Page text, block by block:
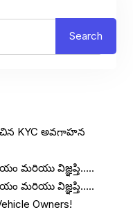
Search
KYC అవగాహన
మరియు విజ్ఞప్తి…..
మరియు విజ్ఞప్తి…..
Owners!